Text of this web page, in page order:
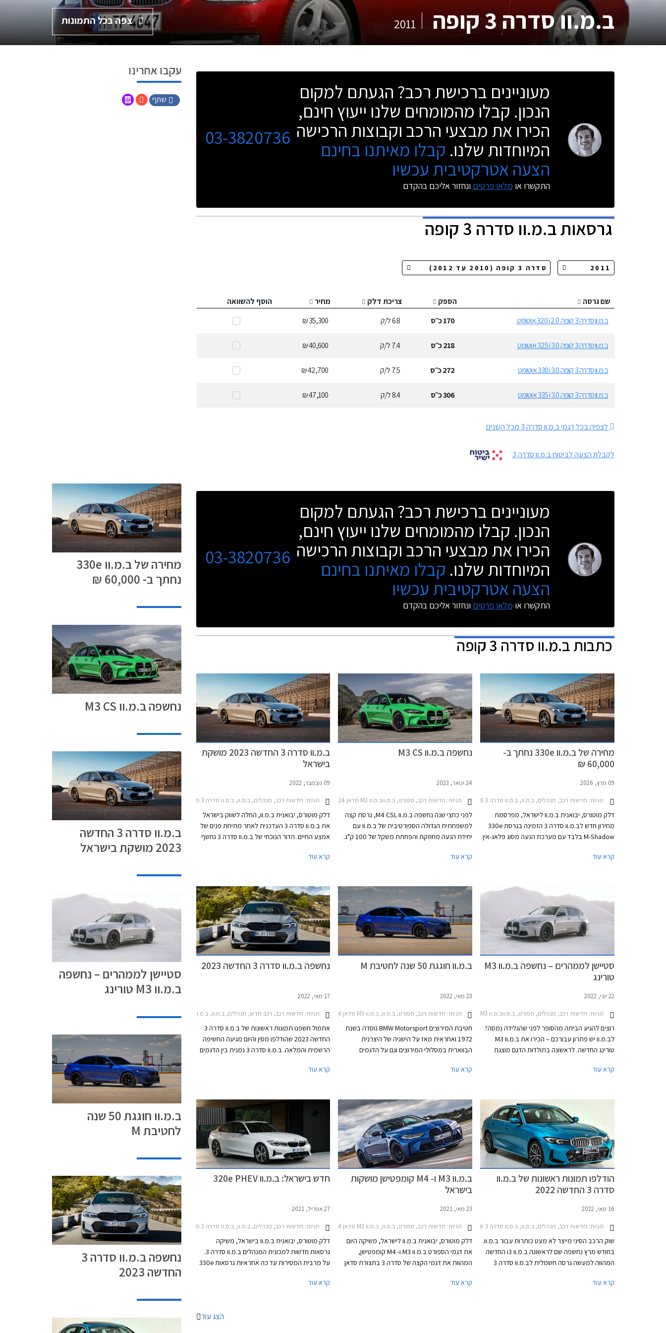
ב.מ.וו סדרה 3 קופה 2011 צפה בכל התמונות
מעוניינים ברכישת רכב? הגעתם למקום
הנכון. קבלו מהמומחים שלנו ייעוץ חינם,
הכירו את מבצעי הרכב וקבוצות הרכישה
המיוחדות שלנו. קבלו מאיתנו בחינם
הצעה אטרקטיבית עכשיו
התקשרו או מלאו פרטים ונחזור אליכם בהקדם
03-3820736
גרסאותב.מ.וו סדרה 3 קופה
שם גרסה הספק צריכת דלק מחיר
הוסף להשוואה
ב.מ.וו סדרה 3 קופה 320i 2.0 אוטומט
170כ״ס 6.8ל/ק 35,300 ₪
ב.מ.וו סדרה 3 קופה 325i 3.0 אוטומט 218כ״ס 7.4ל/ק 40,600 ₪
ב.מ.וו סדרה 3 קופה 330i 3.0 אוטומט 272כ״ס 7.5ל/ק 42,700 ₪
ב.מ.וו סדרה 3 קופה 335i 3.0 אוטומט 306כ״ס 8.4ל/ק 47,100 ₪
לצפיה בכל דגמי ב.מ.וו סדרה 3 מכל השנים
לקבלת הצעה לביטוח ב.מ.וו סדרה 3
עקבו אחרינו
שתף
מעוניינים ברכישת רכב? הגעתם למקום
הנכון. קבלו מהמומחים שלנו ייעוץ חינם,
הכירו את מבצעי הרכב וקבוצות הרכישה
המיוחדות שלנו. קבלו מאיתנו בחינם
הצעה אטרקטיבית עכשיו
התקשרו או מלאו פרטים ונחזור אליכם בהקדם
03-3820736
כתבותב.מ.וו סדרה 3 קופה
מחירה של ב.מ.וו 330e נחתך ב-
60,000 ₪
09 מרץ, 2026
תגיות: חדשות רכב, מנהלים, ב.מ.וו, ב.מ.וו סדרה 3 2022-2026מחירון רכב
דלק מוטורס, יבואנית ב.מ.וו לישראל, מפרסמת
מחירון חדש לב.מ.וו סדרה 3 הזמינה בגרסת 330e
M-Shadow בלבד עם מערכת הנעה מסוג פלאג-אין
מדובר גם בחיסול מלאי לקראת השקת הדור הבא
אשר צפוי להחליף את הדור הנוכחי הוותיק.
קרא עוד
נחשפה ב.מ.וו M3 CS
24 ינואר, 2023
תגיות: חדשות רכב, ספורט, ב.מ.ווב.מ.וו M3 סדאן 2021-2024
לפני כחצי שנה נחשפה ב.מ.וו M4 CSL, גרסת קצה
למשפחתית הגדולה הספורטיבית של ב.מ.וו עם
יחידת הנעה מחוזקת והפחתת משקל של 100 ק"ג.
הספקתם להניח את ידכם על אחת? יתכן שב.מ.וו M3
CS היא התשובה עבורכם. ב.מ.וו לא פרסמה כמה
עותקים היא מתכוונת לייצר מגרסה זו אך סביר
להניח שגם כאן הייצור מוגבל לכמה אלפי מכוניות.
דלק מוטורס יבואנית ב.מ.וו לישאל מסרה כי ב.מ.וו
M3 CS צפויה להגיע לישראל ברבעון השלישי לשנת
2023.
קרא עוד
ב.מ.וו סדרה 3 החדשה 2023 מושקת
בישראל
09 נובמבר, 2022
תגיות: חדשות רכב, מנהלים, ב.מ.וו, ב.מ.וו סדרה 3 סדאן 2019-2022, ב.מ.וו סדרה 3 2022-2026מחירון רכב
דלק מוטורס, יבואנית ב.מ.וו, החלה לשווק בישראל
את ב.מ.וו סדרה 3 העדכנית לאחר מתיחת פנים של
אמצע החיים. הדור הנוכחי של ב.מ.וו סדרה 3 נחשף
M הכוללת פגושים ספורטיביים וחישוקים קלים בקוטר
18 אינץ'. מחיריה של ב.מ.וו סדרה 3 המעודכנת
עומדים על החל מ- 290,000 ₪ ומגלמים התייקרות
משמעותית ביחס לדגם היוצא בסך 30,000 ₪
לגרסת הבנזין ו- 20,000 ₪ לגרסאות ההיברידיות.
קרא עוד
סטיישן לממהרים – נחשפה ב.מ.וו M3
טורינג
22 יוני, 2022
תגיות: חדשות רכב, מנהלים, ספורט, ב.מ.ווב.מ.וו M3 סדאן 2021-2024
רוצים להגיע הביתה מהסופר לפני שהגלידה נמסה?
לב.מ.וו יש פתרון עבורכם – הכירו את ב.מ.וו M3
טורינג החדשה. לראשונה בתולדות הדגם מוצגת
הסדאן המוכרת וגרסאות הקופה והקבריולט
קרא עוד
ב.מ.וו חוגגת 50 שנה לחטיבת M
23 מאי, 2022
תגיות: חדשות רכב, ספורט, ב.מ.וו, ב.מ.וו M3 סדאן 2021-2024ב.מ.וו M4 קופה 2021-2024
חטיבת המירוצים BMW Motorsport נוסדה בשנת
1972 ואחראית מאז על הישגיה של היצרנית
הבווארית במסלולי המירוצים וגם על הדגמים
קרא עוד
נחשפה ב.מ.וו סדרה 3 החדשה 2023
17 מאי, 2022
תגיות: חדשות רכב, רכב חדש, מנהלים, ב.מ.וו, ב.מ.וו סדרה 3 סדאן 2019-2022ב.מ.וו סדרה 3 2022-2026
אתמול חשפנו תמונות ראשונות של ב.מ.וו סדרה 3
החדשה 2023 שהודלפו מסין והיום מגיעה החשיפה
הרשמית והמלאה. ב.מ.וו סדרה 3 נמנית בין הדגמים
המתחרות בסגמנט התחרותי.
קרא עוד
הודלפו תמונות ראשונות של ב.מ.וו
סדרה 3 החדשה 2022
16 מאי, 2022
תגיות: חדשות רכב, מנהלים, ב.מ.וו, ב.מ.וו סדרה 3 סדאן 2019-2022ב.מ.וו סדרה 3 2022-2026
שוק הרכב הסיני מייצר לא מעט כותרות עבור ב.מ.וו.
בחודש מרץ נחשפה שם לראשונה ב.מ.וו i3 החדשה
המהווה למעשה גרסה חשמלית לב.מ.וו סדרה 3
בלבד.
קרא עוד
ב.מ.וו M3 ו- M4 קומפטישן מושקות
בישראל
23 מאי, 2021
תגיות: חדשות רכב, ספורט, ב.מ.וו, ב.מ.וו M3 סדאן 2021-2024ב.מ.וו M4 קופה 2021-2024
דלק מוטורס, יבואנית ב.מ.וו לישראל, משיקה היום
את דגמי הספורט ב.מ.וו M3 ו- M4 קומפטישן,
המהוות את דגמי הקצה של סדרה 3 בתצורת סדאן
קרא עוד
חדש בישראל: ב.מ.וו 320e PHEV
27 אפריל, 2021
תגיות: חדשות רכב, מנהלים, ב.מ.וו, ב.מ.וו סדרה 3 סדאן 2019-2022מחירון רכב
דלק מוטורס, יבואנית ב.מ.וו בישראל, משיקה
גרסאות חדשות למכונית המנהלים ב.מ.וו סדרה 3.
על מרבית המסירות עד כה אחראיות גרסאות 330e
למחיר בזכות הנחות מיסוי משמעותיות. כעת
קרא עוד
הצג עוד
מחירה של ב.מ.וו 330e
נחתך ב- 60,000 ₪
נחשפה ב.מ.וו M3 CS
ב.מ.וו סדרה 3 החדשה
2023 מושקת בישראל
סטיישן לממהרים – נחשפה
ב.מ.וו M3 טורינג
ב.מ.וו חוגגת 50 שנה
לחטיבת M
נחשפה ב.מ.וו סדרה 3
החדשה 2023